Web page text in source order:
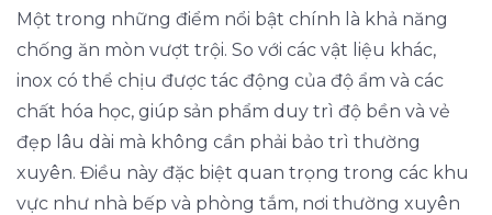
Một trong những điểm nổi bật chính là khả năng
chống ăn mòn vượt trội. So với các vật liệu khác,
inox có thể chịu được tác động của độ ẩm và các
chất hóa học, giúp sản phẩm duy trì độ bền và vẻ
đẹp lâu dài mà không cần phải bảo trì thường
xuyên. Điều này đặc biệt quan trọng trong các khu
vực như nhà bếp và phòng tắm, nơi thường xuyên